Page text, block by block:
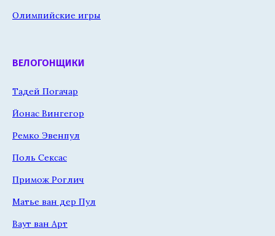
Олимпийские игры
ВЕЛОГОНЩИКИ
Тадей Погачар
Йонас Вингегор
Ремко Эвенпул
Поль Сексас
Примож Роглич
Матье ван дер Пул
Ваут ван Арт